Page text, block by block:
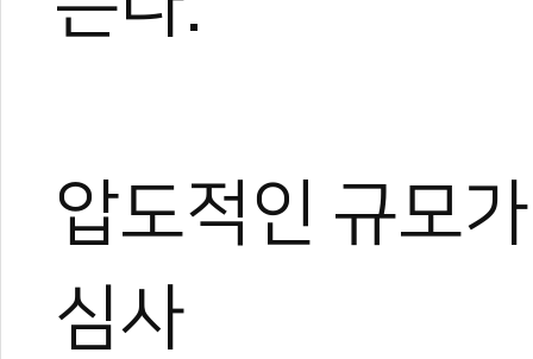
압도적인 규모
심사